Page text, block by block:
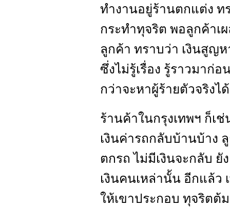
ทำงานอยู่ร้านตกแต่ง ท
กระทำทุจริต พอลูกค้าเ
ลูกค้า ทราบว่า เงินสูญห
ซึ่งไม่รู้เรื่อง รู้ราวมาก่
กว่าจะหาผู้ร้ายตัวจริงได้
ร้านค้าในกรุงเทพฯ ก็เ
เงินค่ารถกลับบ้านบ้าง
ตกรถ ไม่มีเงินจะกลับ ยั
เงินคนเหล่านั้น อีกแล้ว
ให้เขาประกอบ ทุจริตต้